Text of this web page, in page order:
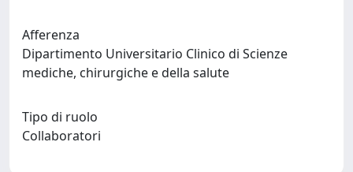
Afferenza
Dipartimento Universitario Clinico di Scienze
mediche, chirurgiche e della salute
Tipo di ruolo
Collaboratori